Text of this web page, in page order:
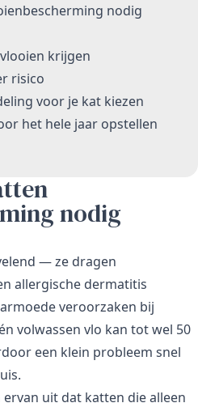
nodig
krijgen
risico
voor je kat kiezen
het hele jaar opstellen
nodig
— ze dragen
allergische dermatitis
veroorzaken bij
volwassen vlo kan tot wel 50
een klein probleem snel
uit dat katten die alleen